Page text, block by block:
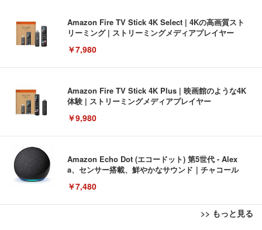
Amazon Fire TV Stick 4K Select | 4Kの高画質スト
リーミング | ストリーミングメディアプレイヤー
￥7,980
Amazon Fire TV Stick 4K Plus | 映画館のような4K
体験 | ストリーミングメディアプレイヤー
￥9,980
Amazon Echo Dot (エコードット) 第5世代 - Alex
a、センサー搭載、鮮やかなサウンド｜チャコール
￥7,480
>> もっと見る